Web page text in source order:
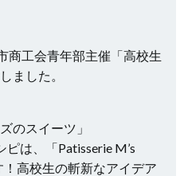
商工会青年部主催「高校生
ました。
のスイーツ」
は、「Patisserie M’s
高校生の斬新なアイデア